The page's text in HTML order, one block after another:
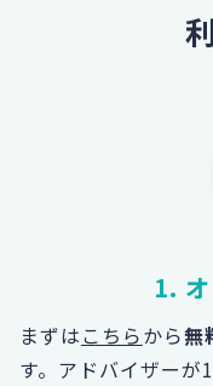
1.
まずは こちらから無
す。 アドバイザーが